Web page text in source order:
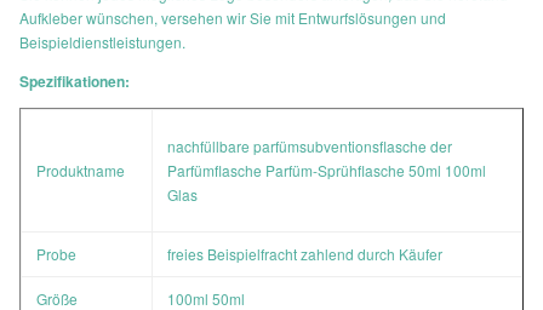
Aufkleber wünschen, versehen wir Sie mit Entwurfslösungen und
Beispieldienstleistungen.
Spezifikationen:
Produktname
nachfüllbare parfümsubventionsflasche der
Parfümflasche Parfüm-Sprühflasche 50ml 100ml
Glas
Probe freies Beispielfracht zahlend durch Käufer
Größe 100ml 50ml